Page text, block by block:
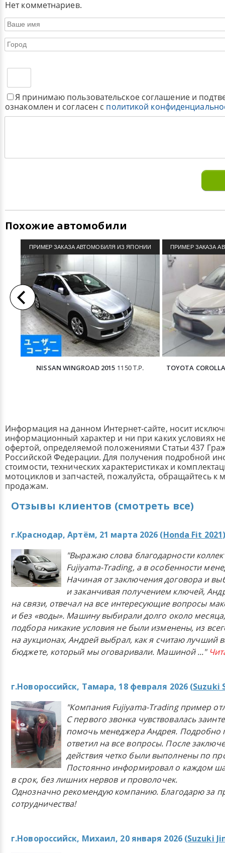
Нет комметнариев.
Я принимаю пользовательское соглашение и
ознакомлен и согласен с политикой
Похожие автомобили
ПРИМЕР ЗАКАЗА АВТОМОБИЛЯ ИЗ ЯПОНИИ
NISSAN WINGROAD 2015 1150 Т.Р.
ПРИМЕР ЗАКАЗА
TOYOTA
Информация на данном Интернет-сайте, носит
информационный характер и ни при каких условиях
офертой, определяемой положениями Статьи 437
Российской Федерации. Для получения подробной
стоимости, технических характеристиках и
мотоциклов и запчастей, пожалуйста, обращайтесь к
продажам.
Отзывы клиентов (смотреть все)
г.Краснодар, Артём, 21 марта 2026 (Honda Fit 2021
"Выражаю слова благодарности
Fujiyama-Trading, а в особенности
Начиная от заключения договора и
и заканчивая получением ключей,
на связи, отвечал на все интересующие вопросы
и без «воды». Машину выбирали долго около
подбора никакие условия не были изменены, из
на аукционах, Андрей выбрал, как я считаю лучший
бюджете, который мы оговаривали. Машиной..."
г.Новороссийск, Тамара, 18 февраля 2026 (Suzuki
"Компания Fujiyama-Trading пример
С первого звонка чувствовалась
помочь менеджера Андрея. Подробно
ответил на все вопросы. После
действия четко были выполнены по
Постоянно информировал о каждом
в срок, без лишних нервов и проволочек.
Однозначно рекомендую компанию. Благодарю за
сотрудничества!
г.Новороссийск, Михаил, 20 января 2026 (Suzuki